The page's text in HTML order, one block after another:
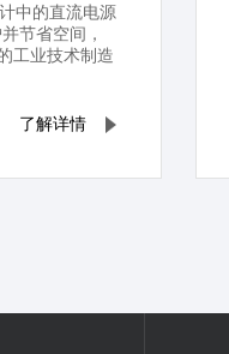
中的直流电源
节省空间，
工业技术制造
了解详情